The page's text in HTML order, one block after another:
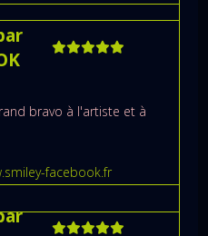
bravo à l'artiste et à
facebook.fr